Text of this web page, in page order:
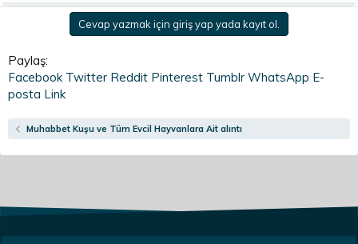
Cevap yazmak için giriş yap yada kayıt ol.
Paylaş:
Facebook Twitter Reddit Pinterest Tumblr WhatsApp E-
posta Link
Muhabbet Kuşu ve Tüm Evcil Hayvanlara Ait alıntı